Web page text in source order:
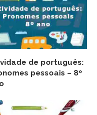
de português:
pessoais – 8º